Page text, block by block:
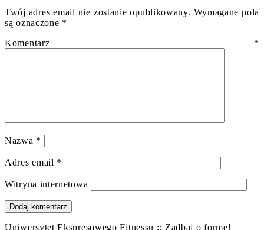
Twój adres email nie zostanie opublikowany. Wymagane pola
są oznaczone *
Komentarz *
Nazwa *
Adres email *
Witryna internetowa
Uniwersytet Ekspresowego Fitnessu :: Zadbaj o formę!